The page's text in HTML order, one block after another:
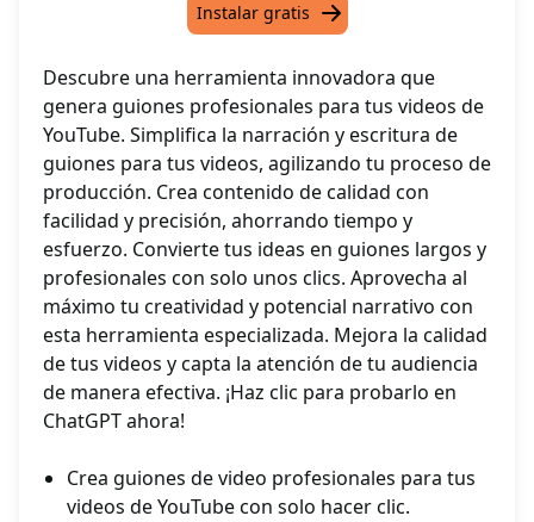
Instalar gratis
Descubre una herramienta innovadora que
genera guiones profesionales para tus videos de
YouTube. Simplifica la narración y escritura de
guiones para tus videos, agilizando tu proceso de
producción. Crea contenido de calidad con
facilidad y precisión, ahorrando tiempo y
esfuerzo. Convierte tus ideas en guiones largos y
profesionales con solo unos clics. Aprovecha al
máximo tu creatividad y potencial narrativo con
esta herramienta especializada. Mejora la calidad
de tus videos y capta la atención de tu audiencia
de manera efectiva. ¡Haz clic para probarlo en
ChatGPT ahora!
Crea guiones de video profesionales para tus
videos de YouTube con solo hacer clic.